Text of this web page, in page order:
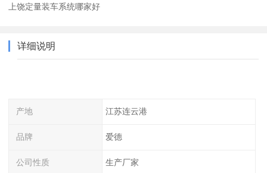
上饶定量装车系统哪家好
详细说明
产地 江苏连云港
品牌 爱德
公司性质 生产厂家